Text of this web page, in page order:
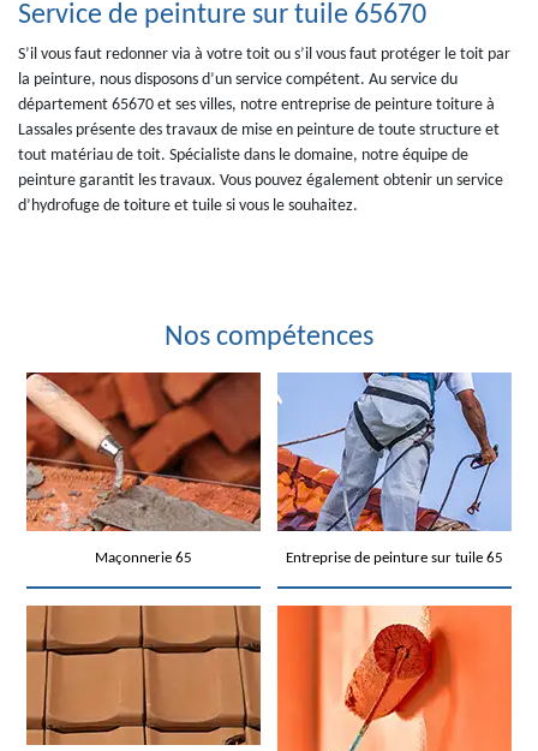
Service de peinture sur tuile 65670
S’il vous faut redonner via à votre toit ou s’il vous faut protéger le toit par
la peinture, nous disposons d’un service compétent. Au service du
département 65670 et ses villes, notre entreprise de peinture toiture à
Lassales présente des travaux de mise en peinture de toute structure et
tout matériau de toit. Spécialiste dans le domaine, notre équipe de
peinture garantit les travaux. Vous pouvez également obtenir un service
d’hydrofuge de toiture et tuile si vous le souhaitez.
Nos compétences
Maçonnerie 65 Entreprise de peinture sur tuile 65